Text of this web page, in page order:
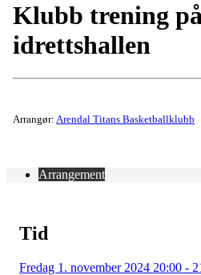
Klubb trening
idrettshallen
Arrangør: Arendal Titans Basketballklubb
Arrangement
Tid
Fredag 1. november 2024 20:00 -